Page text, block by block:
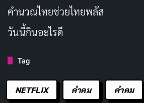
และพร้อมสำหรับความระทึกที่กำลังจะ
ตั้งแต่วินาทีแรกที่ 2 ตอนเปิดซีซั่นเริ่มต้
พิสูจน์ให้เห็นว่าพวกเขาทำได้จริง ขอ
และส่งมอบตอนที่น่าชื่นชมทุกสัปดาห์
Jujutsu Kaisen ยังคงเป็นเรื่องราวที่
คํานวณไทยช่วยไทยพลัส
วันนี้กินอะไรดี
Tag
NETFLIX คำคม คําคม